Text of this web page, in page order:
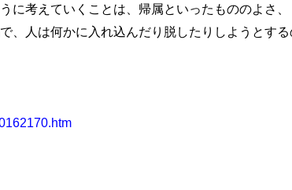
に考えていくことは、帰属といったもののよさ、
、人は何かに入れ込んだり脱したりしようとする